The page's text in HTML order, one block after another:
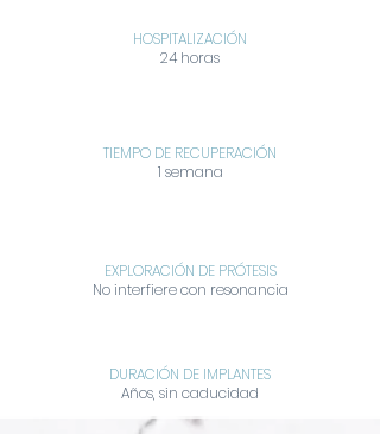
HOSPITALIZACIÓN
24 horas
TIEMPO DE RECUPERACIÓN
1 semana
EXPLORACIÓN DE PRÓTESIS
No interfiere con resonancia
DURACIÓN DE IMPLANTES
Años, sin caducidad